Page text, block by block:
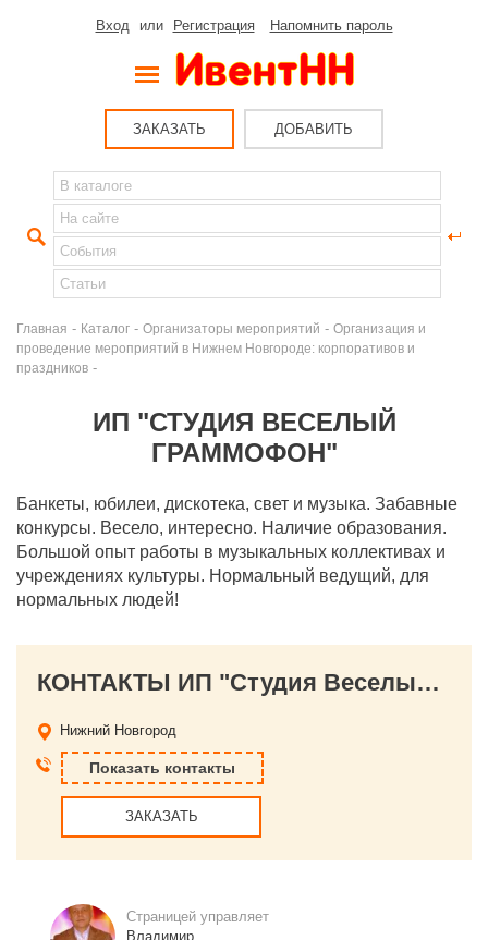
Вход или Регистрация Напомнить пароль
ЗАКАЗАТЬ ДОБАВИТЬ
Главная - Каталог - Организаторы мероприятий - Организация и
проведение мероприятий в Нижнем Новгороде: корпоративов и
праздников -
ИП "СТУДИЯ ВЕСЕЛЫЙ
ГРАММОФОН"
Банкеты, юбилеи, дискотека, свет и музыка. Забавные
конкурсы. Весело, интересно. Наличие образования.
Большой опыт работы в музыкальных коллективах и
учреждениях культуры. Нормальный ведущий, для
нормальных людей!
КОНТАКТЫ ИП "Студия Веселый Граммофон"
Нижний Новгород
Показать контакты
ЗАКАЗАТЬ
Страницей управляет
Владимир